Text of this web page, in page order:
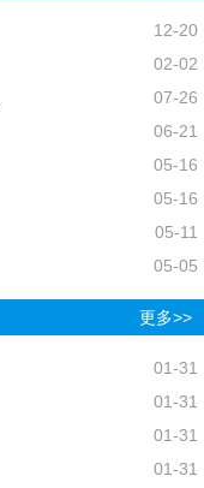
12-20
02-02
07-26
06-21
05-16
05-16
05-11
05-05
更多>>
01-31
01-31
01-31
01-31